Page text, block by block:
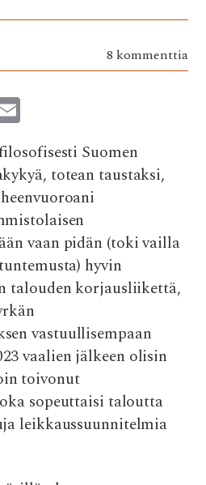
8 kommenttia
m
ai
l
Suomen
totean taustaksi,
vaan pidän (toki vailla
hyvin
talouden korjausliikettä,
vastuullisempaan
vaalien jälkeen olisin
toivonut
sopeuttaisi taloutta
leikkaussuunnitelmia